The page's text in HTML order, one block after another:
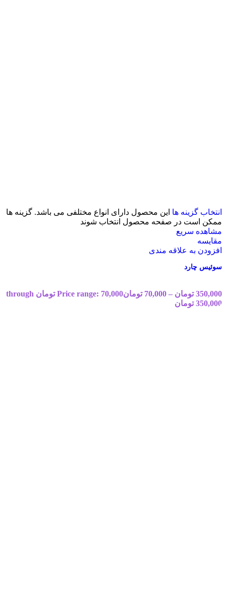
انتخاب گزینه ها این محصول دارای انواع مختلفی می باشد. گزینه ها
ممکن است در صفحه محصول انتخاب شوند
مشاهده سریع
مقایسه
افزودن به علاقه مندی
سوئیس چارد
350,000 تومان –
70,000 تومان
Price range: 70,000 تومان through
350,000 تومان